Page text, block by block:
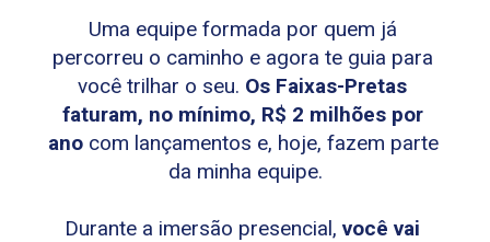
Uma equipe formada por quem já
percorreu o caminho e agora te guia para
você trilhar o seu. Os Faixas-Pretas
faturam, no mínimo, R$ 2 milhões por
ano com lançamentos e, hoje, fazem parte
da minha equipe.
Durante a imersão presencial, você vai